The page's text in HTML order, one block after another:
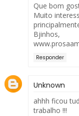
Que bom
Muito
Bjinhos,
Responder
Unknown
ahhh ficou
trabalho !!!